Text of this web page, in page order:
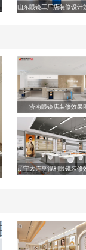
山东眼镜工厂店装修设计
济南眼镜店装修效果
辽宁大连亨得利眼镜装修